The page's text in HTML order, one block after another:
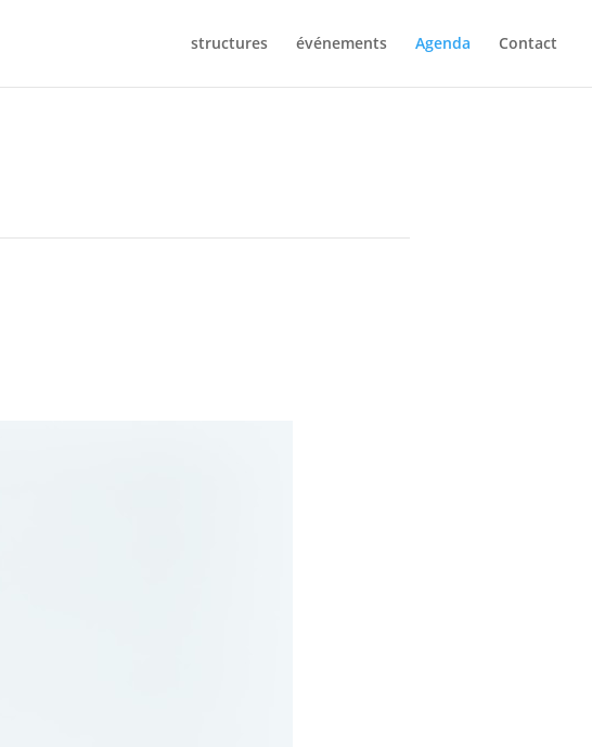
structures événements Agenda Contact